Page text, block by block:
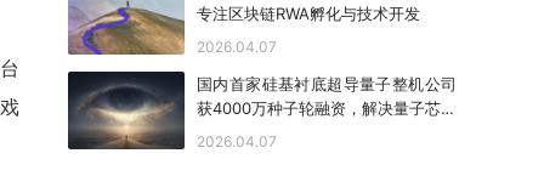
专注区块链RWA孵化与技术开发
2026.04.07
国内首家硅基衬底超导量子整机公司
获4000万种子轮融资，解决量子芯片
工程化难题
2026.04.07